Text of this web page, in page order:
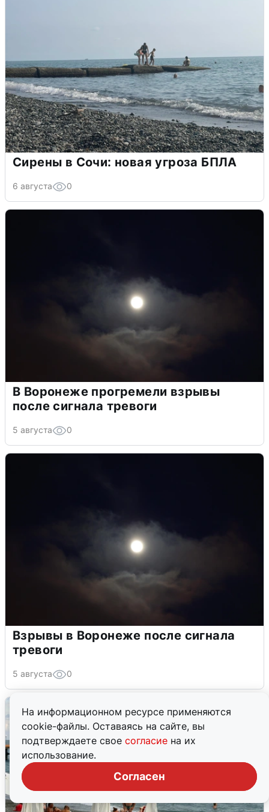
На информационном ресурсе применяются
cookie-файлы. Оставаясь на сайте, вы
подтверждаете свое согласие на их
использование.
Согласен
Сирены в Сочи: новая угроза БПЛА
6 августа 0
В Воронеже прогремели взрывы
после сигнала тревоги
5 августа 0
Взрывы в Воронеже после сигнала
тревоги
5 августа 0